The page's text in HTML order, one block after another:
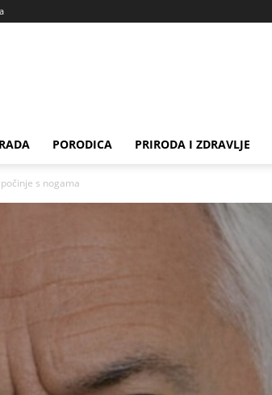
PORODICA PRIRODA I ZDRAVLJE
s nogama